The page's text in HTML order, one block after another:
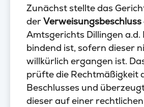
Zunächst stellte das
derVerweisungsbeschluss
Amtsgerichts Dillingen a.d.
bindend ist, sofern dieser
willkürlich ergangen ist.
prüfte die Rechtmäßigkeit
Beschlusses und
dieser auf einer